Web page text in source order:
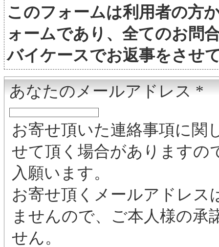
このフォームは利用者の方
ォームであり、全てのお問
バイケースでお返事をさせ
あなたのメールアドレス*
お寄せ頂いた連絡事項に関
せて頂く場合がありますの
入願います。
お寄せ頂くメールアドレス
ませんので、ご本人様の承
せん。